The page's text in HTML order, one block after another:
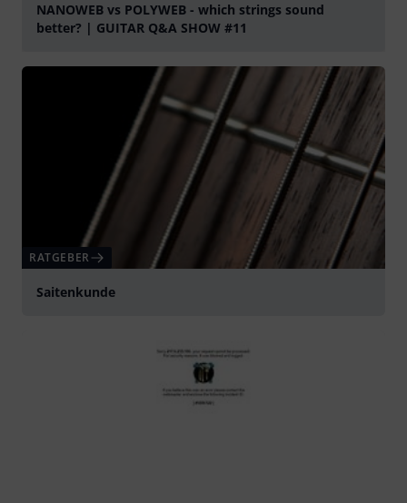
NANOWEB vs POLYWEB - which strings sound
better? | GUITAR Q&A SHOW #11
RATGEBER
Saitenkunde